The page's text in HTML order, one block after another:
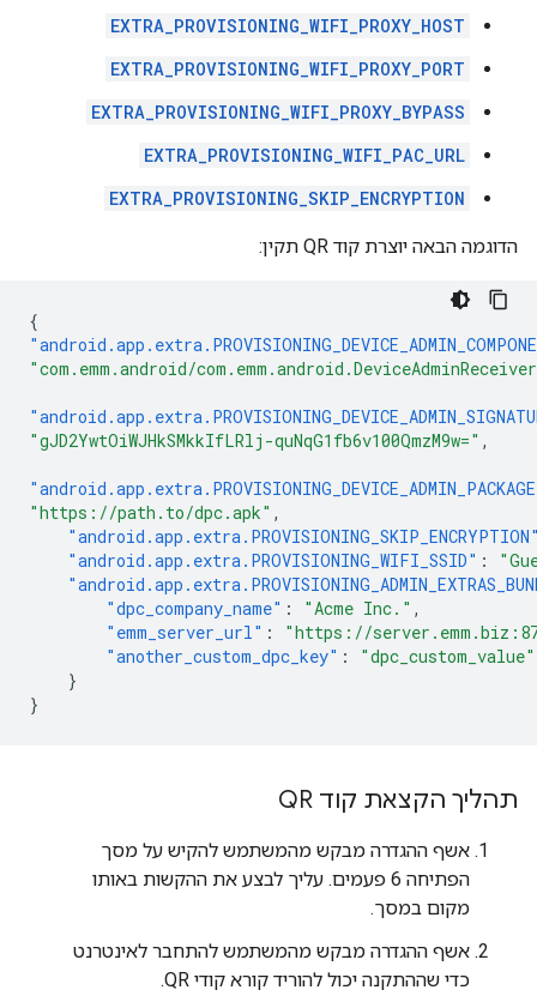
EXTRA_PROVISIONING_WIFI_PROXY_HOST
EXTRA_PROVISIONING_WIFI_PROXY_PORT
EXTRA_PROVISIONING_WIFI_PROXY_BYPASS
EXTRA_PROVISIONING_WIFI_PAC_URL
EXTRA_PROVISIONING_SKIP_ENCRYPTION
הדוגמה הבאה יוצרת קוד QR תקין:
{
"com.emm.android/
"gJD2YwtOiWJHkSMkkIfLRlj-quNqG1fb6v100QmzM9w=" ,
"https://path.to/dpc.apk" ,
"android.app.extra.PROVISIONING_WIFI_SSID" :
"dpc_company_name" : "Acme Inc." ,
"emm_server_url" :
"https://
"another_custom_dpc_key" :
"dpc_custom_value"
}
}
תהליך הקצאת קוד QR
אשף ההגדרה מבקש מהמשתמש להקיש על מסך
הפתיחה 6 פעמים. עליך לבצע את ההקשות באותו
מקום במסך.
אשף ההגדרה מבקש מהמשתמש להתחבר לאינטרנט
כדי שההתקנה יכול להוריד קורא קודי QR.